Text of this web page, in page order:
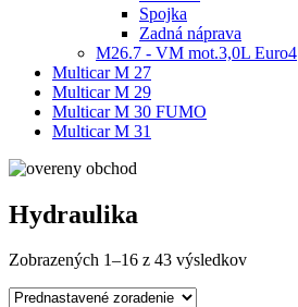
Spojka
Zadná náprava
M26.7 - VM mot.3,0L Euro4
Multicar M 27
Multicar M 29
Multicar M 30 FUMO
Multicar M 31
Hydraulika
Zobrazených 1–16 z 43 výsledkov